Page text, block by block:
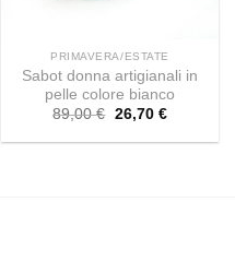
PRIMAVERA/ESTATE
Sabot donna artigianali in
pelle colore bianco
89,00€ Il
originale
26,70 €Il
attuale